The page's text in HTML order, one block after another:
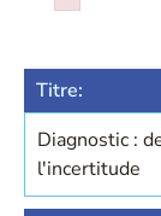
Titre:
Diagnostic :
l'incertitude
Failed to